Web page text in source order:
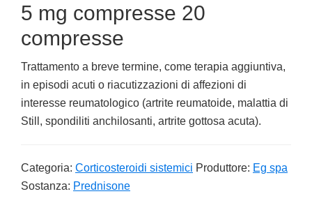
5 mg compresse 20
compresse
Trattamento a breve termine, come terapia aggiuntiva,
in episodi acuti o riacutizzazioni di affezioni di
interesse reumatologico (artrite reumatoide, malattia di
Still, spondiliti anchilosanti, artrite gottosa acuta).
Categoria: Corticosteroidi sistemici Produttore: Eg spa
Sostanza: Prednisone